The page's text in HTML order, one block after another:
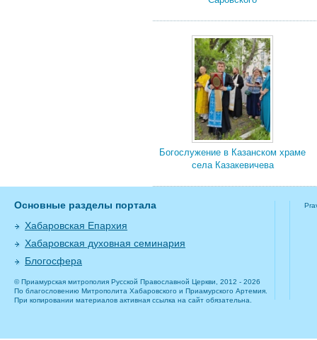
Богослужение в Казанском храме
села Казакевичева
Основные разделы портала
Хабаровская Епархия
Хабаровская духовная семинария
Блогосфера
© Приамурская митрополия Русской Православной Церкви, 2012 - 2026
По благословению Митрополита Хабаровского и Приамурского Артемия.
При копировании материалов активная ссылка на сайт обязательна.